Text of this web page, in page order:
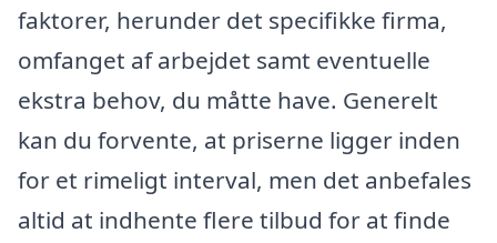
faktorer, herunder det specifikke firma,
omfanget af arbejdet samt eventuelle
ekstra behov, du måtte have. Generelt
kan du forvente, at priserne ligger inden
for et rimeligt interval, men det anbefales
altid at indhente flere tilbud for at finde